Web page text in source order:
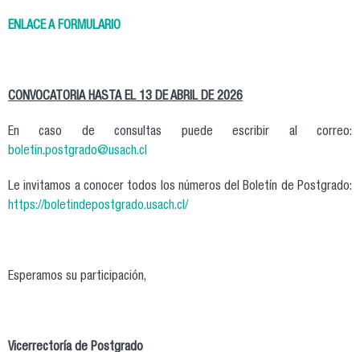
ENLACE A FORMULARIO
CONVOCATORIA HASTA EL 13 DE ABRIL DE 2026
En caso de consultas puede escribir al correo:
boletin.postgrado@usach.cl
Le invitamos a conocer todos los números del Boletín de Postgrado:
https://boletindepostgrado.usach.cl/
Esperamos su participación,
Vicerrectoría de Postgrado